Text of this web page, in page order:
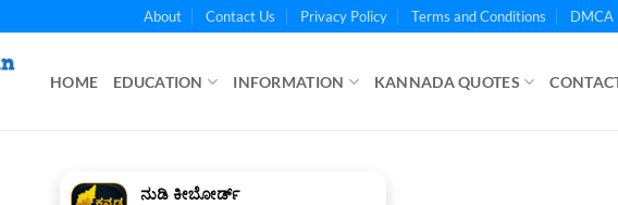
About Contact Us Privacy Policy Terms and Conditions DMCA
HOME EDUCATION INFORMATION KANNADA QUOTES
ನುಡಿ ಕೀಬೋರ್ಡ್